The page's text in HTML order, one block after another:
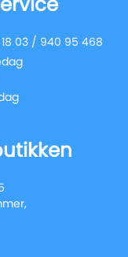
03 / 940 95 468